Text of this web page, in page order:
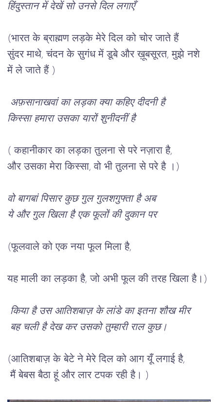
हिंदुस्तान में देखें सो उनसे दिल लगाएँ
(भारत के ब्राह्मण लड़के मेरे दिल को चोर जाते हैं
सुंदर माथे, चंदन के सुगंध में डूबे और ख़ूबसूरत, मुझे नशे
में ले जाते हैं )
अफ़सानाखवां का लड़का क्या कहिए दीदनी है
किस्सा हमारा उसका यारों शुनीदनीं है
( कहानीकार का लड़का तुलना से परे नज़ारा है,
और उसका मेरा किस्सा, वो भी तुलना से परे है ।)
वो बागबां पिसार कुछ गुल गुलशगुफ्ता है अब
ये और गुल खिला है एक फूलों की दुकान पर
(फूलवाले को एक नया फूल मिला है,
यह माली का लड़का है, जो अभी फूल की तरह खिला है।)
किया है उस आतिशबाज़ के लांडे का इतना शौख मीर
बह चली है देख कर उसको तुम्हारी राल कुछ।
(आतिशबाज़ के बेटे ने मेरे दिल को आग यूँ लगाई है,
मैं बेबस बैठा हूं और लार टपक रही है। )